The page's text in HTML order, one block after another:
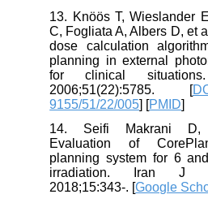
13. Knöös T, Wieslander
C, Fogliata A, Albers D,
dose calculation
planning in external
for clinical
2006;51(22):5785. [
9155/51/22/005] [PMID
14. Seifi Makrani
Evaluation of
planning system for 6
irradiation. Iran J
2018;15:343-. [Google